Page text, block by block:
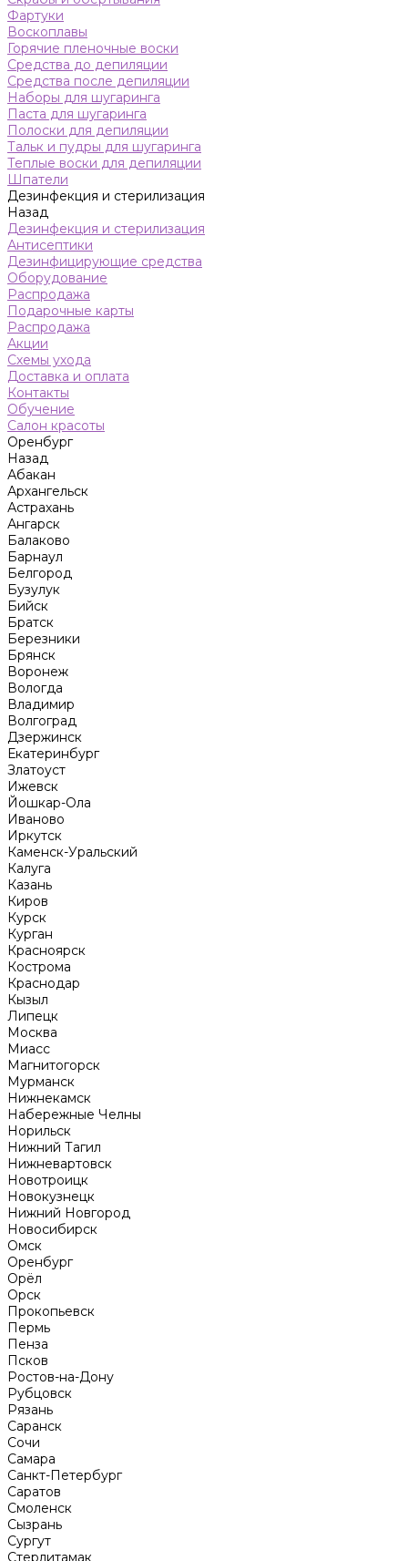
Фартуки
Воскоплавы
Горячие пленочные воски
Средства до депиляции
Средства после депиляции
Наборы для шугаринга
Паста для шугаринга
Полоски для депиляции
Тальк и пудры для шугаринга
Теплые воски для депиляции
Шпатели
Дезинфекция и стерилизация
Назад
Дезинфекция и стерилизация
Антисептики
Дезинфицирующие средства
Оборудование
Распродажа
Подарочные карты
Распродажа
Акции
Схемы ухода
Доставка и оплата
Контакты
Обучение
Салон красоты
Оренбург
Назад
Абакан
Архангельск
Астрахань
Ангарск
Балаково
Барнаул
Белгород
Бузулук
Бийск
Братск
Березники
Брянск
Воронеж
Вологда
Владимир
Волгоград
Дзержинск
Екатеринбург
Златоуст
Ижевск
Йошкар-Ола
Иваново
Иркутск
Каменск-Уральский
Калуга
Казань
Киров
Курск
Курган
Красноярск
Кострома
Краснодар
Кызыл
Липецк
Москва
Миасс
Магнитогорск
Мурманск
Нижнекамск
Набережные Челны
Норильск
Нижний Тагил
Нижневартовск
Новотроицк
Новокузнецк
Нижний Новгород
Новосибирск
Омск
Оренбург
Орёл
Орск
Прокопьевск
Пермь
Пенза
Псков
Ростов-на-Дону
Рубцовск
Рязань
Саранск
Сочи
Самара
Санкт-Петербург
Саратов
Смоленск
Сызрань
Сургут
Стерлитамак